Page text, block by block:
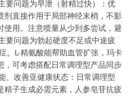
要问题为早泄（射精过快）：优
剂直接作用于局部神经末梢，不影
使用。注意喷量从少到多尝试，避
要问题为勃起硬度不足或中途疲
。L-精氨酸能帮助血管扩张，玛卡
，可考虑搭配日常调理型产品同步
、改善亚健康状态：日常调理型
精子生成必需元素，人参皂苷抗疲